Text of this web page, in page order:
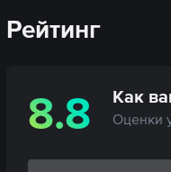
Рейтинг
8.8 Как
Оценки